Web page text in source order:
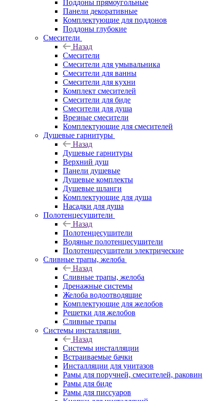
Поддоны прямоугольные
Панели декоративные
Комплектующие для поддонов
Поддоны глубокие
Смесители
Назад
Смесители
Смесители для умывальника
Смесители для ванны
Смесители для кухни
Комплект смесителей
Смесители для биде
Смесители для душа
Врезные смесители
Комплектующие для смесителей
Душевые гарнитуры
Назад
Душевые гарнитуры
Верхний душ
Панели душевые
Душевые комплекты
Душевые шланги
Комплектующие для душа
Насадки для душа
Полотенцесушители
Назад
Полотенцесушители
Водяные полотенцесушители
Полотенцесушители электрические
Сливные трапы, желоба
Назад
Сливные трапы, желоба
Дренажные системы
Желоба водоотводящие
Комплектующие для желобов
Решетки для желобов
Сливные трапы
Системы инсталляции
Назад
Системы инсталляции
Встраиваемые бачки
Инсталляции для унитазов
Рамы для поручней, смесителей, раковин
Рамы для биде
Рамы для писсуаров